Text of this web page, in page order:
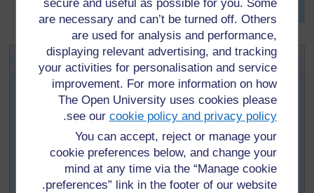
secure and useful as possible for you. Some
are necessary and can’t be turned off. Others
are used for analysis and performance,
displaying relevant advertising, and tracking
your activities for personalisation and service
improvement. For more information on how
The Open University uses cookies please
see our cookie policy and privacy policy
.
You can accept, reject or manage your
cookie preferences below, and change your
mind at any time via the “Manage cookie
preferences” link in the footer of our website.
وقت قصير محاولة نطق الكلمات.
نشاط رقم١ :أحمد البسيط يقول
في هذه اللعبة المشهورة، يستجيب التلاميذ بأجسادهم للأوامر
والتعليمات. يمكنك استخدام اللعبة لزيادة الكلمات ومهارات
الاستماع في مواضيع وأطر مختلفة.
القائد يعطي الأوامر، وفي نفس الوقت يؤدي الحركات والأفعال
المصاحبة، التلاميذ عليهم فقط تنفيذ الأوامر التي تصدر من
أحمد البسيط. (يمكن تغيير هذا الاسم باسم مشهور على
المستوى المحلي). وتسير اللعبة على النمط التالي: